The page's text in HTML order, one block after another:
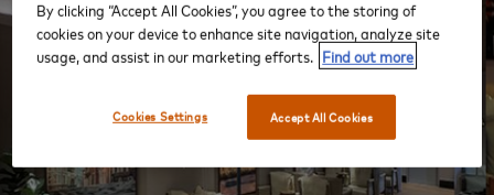
By clicking “Accept All Cookies”, you agree to the storing of
cookies on your device to enhance site navigation, analyze site
usage, and assist in our marketing efforts. Find out more
Accept All Cookies
Cookies Settings